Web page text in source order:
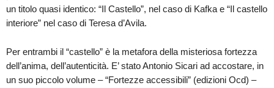
un titolo quasi identico: “Il Castello”, nel caso di Kafka e “Il castello
interiore” nel caso di Teresa d’Avila.
Per entrambi il “castello” è la metafora della misteriosa fortezza
dell’anima, dell’autenticità. E’ stato Antonio Sicari ad accostare, in
un suo piccolo volume – “Fortezze accessibili” (edizioni Ocd) –